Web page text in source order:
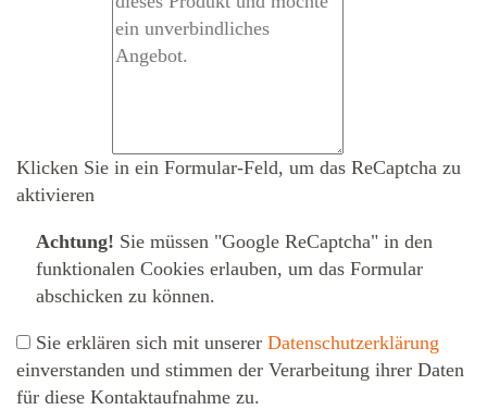
Klicken Sie in ein Formular-Feld, um das ReCaptcha zu
aktivieren
Achtung! Sie müssen "Google ReCaptcha" in den
funktionalen Cookies erlauben, um das Formular
abschicken zu können.
Sie erklären sich mit unserer Datenschutzerklärung
ein­ver­standen und stimmen der Verarbeitung ihrer Daten
für diese Kontaktaufnahme zu.